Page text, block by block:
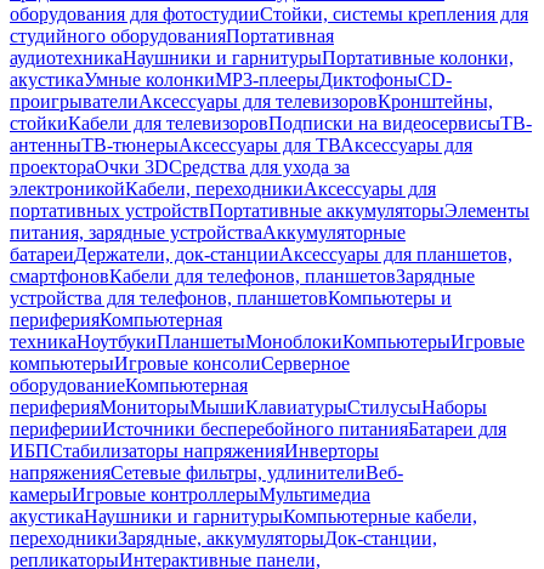
оборудования для фотостудииСтойки, системы крепления для
студийного оборудованияПортативная
аудиотехникаНаушники и гарнитурыПортативные колонки,
акустикаУмные колонкиMP3-плеерыДиктофоныCD-
проигрывателиАксессуары для телевизоровКронштейны,
стойкиКабели для телевизоровПодписки на видеосервисыТВ-
антенныТВ-тюнерыАксессуары для ТВАксессуары для
проектораОчки 3DСредства для ухода за
электроникойКабели, переходникиАксессуары для
портативных устройствПортативные аккумуляторыЭлементы
питания, зарядные устройстваАккумуляторные
батареиДержатели, док-станцииАксессуары для планшетов,
смартфоновКабели для телефонов, планшетовЗарядные
устройства для телефонов, планшетовКомпьютеры и
периферияКомпьютерная
техникаНоутбукиПланшетыМоноблокиКомпьютерыИгровые
компьютерыИгровые консолиСерверное
оборудованиеКомпьютерная
периферияМониторыМышиКлавиатурыСтилусыНаборы
периферииИсточники бесперебойного питанияБатареи для
ИБПСтабилизаторы напряженияИнверторы
напряженияСетевые фильтры, удлинителиВеб-
камерыИгровые контроллерыМультимедиа
акустикаНаушники и гарнитурыКомпьютерные кабели,
переходникиЗарядные, аккумуляторыДок-станции,
репликаторыИнтерактивные панели,